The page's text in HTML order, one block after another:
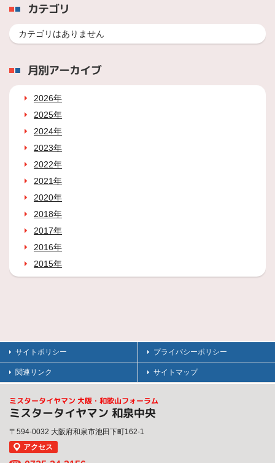
カテゴリ
カテゴリはありません
月別アーカイブ
2026年
2025年
2024年
2023年
2022年
2021年
2020年
2018年
2017年
2016年
2015年
サイトポリシー プライバシーポリシー
関連リンク サイトマップ
ミスタータイヤマン 大阪・和歌山フォーラム
ミスタータイヤマン 和泉中央
〒594-0032 大阪府和泉市池田下町162-1
アクセス